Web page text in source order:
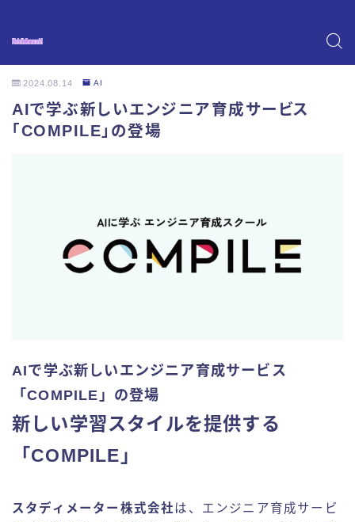
2024.08.14 AI
AIで学ぶ新しいエンジニア育成サービス
「COMPILE」の登場
AIで学ぶ新しいエンジニア育成サービス
「COMPILE」の登場
新しい学習スタイルを提供する
「COMPILE」
スタディメーター株式会社は、エンジニア育成サービ